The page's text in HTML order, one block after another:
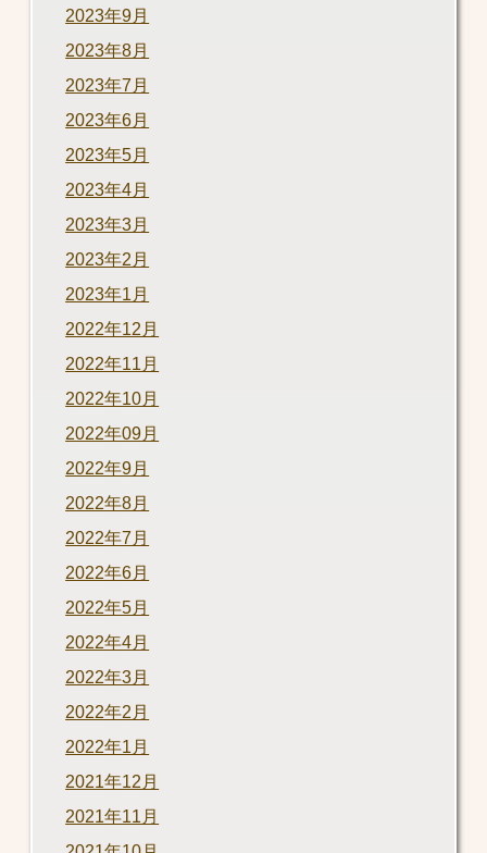
2023年9月
2023年8月
2023年7月
2023年6月
2023年5月
2023年4月
2023年3月
2023年2月
2023年1月
2022年12月
2022年11月
2022年10月
2022年09月
2022年9月
2022年8月
2022年7月
2022年6月
2022年5月
2022年4月
2022年3月
2022年2月
2022年1月
2021年12月
2021年11月